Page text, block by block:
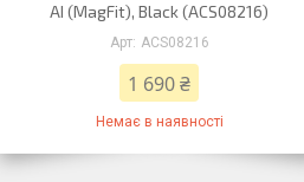
AI (MagFit), Black (ACS08216)
ACS08216
1 690 ₴
Немає в наявності